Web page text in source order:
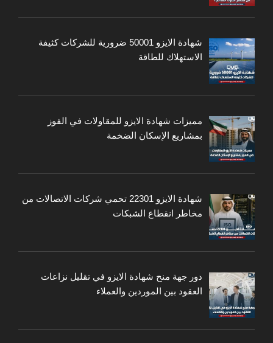
شهادة الايزو 50001 ضرورية للشركات كثيفة
الاستهلاك للطاقة
مميزات شهادة الايزو للمقاولات في الفوز
بمشاريع الإسكان الضخمة
شهادة الايزو 22301 تحمي شركات الاتصالات من
مخاطر انقطاع الشبكات
دور جهة منح شهادة الايزو في تقليل نزاعات
العقود بين الموردين والعملاء